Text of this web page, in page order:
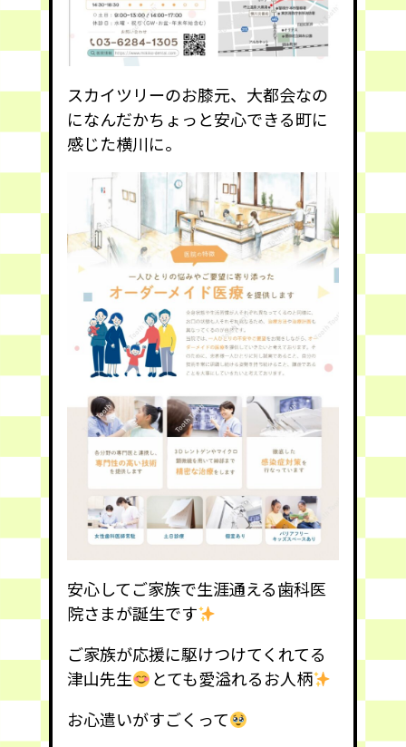
スカイツリーのお膝元、大都会なの
になんだかちょっと安心できる町に
感じた横川に。
安心してご家族で生涯通える歯科医
院さまが誕生です
ご家族が応援に駆けつけてくれてる
津山先生
とても愛溢れるお人柄
お心遣いがすごくって